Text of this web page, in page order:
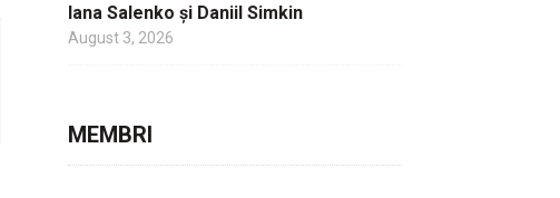
Iana Salenko și Daniil Simkin
August 3, 2026
MEMBRI